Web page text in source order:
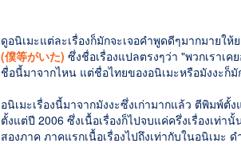
ดูอนิเมะแต่ละเรื่องก็มักจะเจอคำพูดดีๆมากมายใ
(僕等がいた) ซึ่งชื่อเรื่องแปลตรงๆว่า "พวกเราเ
ชื่อนี้มาจากไหน แต่ชื่อไทยของอนิเมะหรือมังงะก็
อนิเมะเรื่องนี้มาจากมังงะซึ่งเก่ามากแล้ว ตีพิมพ์ตั้
ตั้งแต่ปี 2006 ซึ่งเนื้อเรื่องก็ไปจบแค่ครึ่งเรื่องเท่
สองภาค ภาคแรกเนื้อเรื่องไปถึงเท่ากับในอนิเมะ